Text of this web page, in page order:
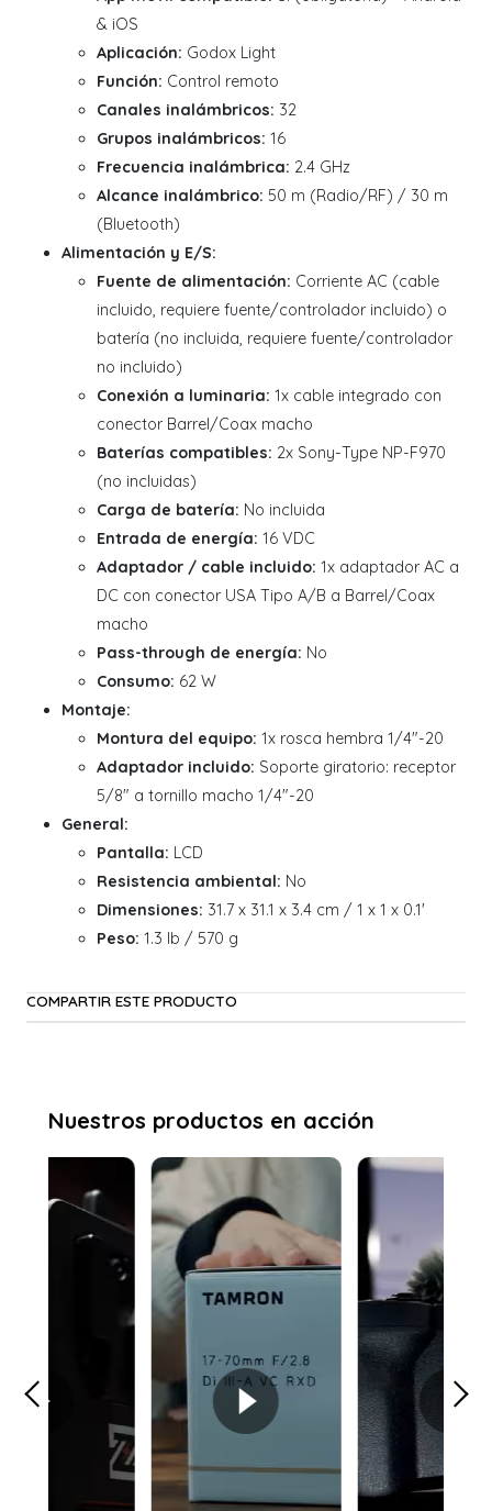
& iOS
Aplicación: Godox Light
Función: Control remoto
Canales inalámbricos: 32
Grupos inalámbricos: 16
Frecuencia inalámbrica: 2.4 GHz
Alcance inalámbrico: 50 m (Radio/RF) / 30 m
(Bluetooth)
Alimentación y E/S:
Fuente de alimentación: Corriente AC (cable
incluido, requiere fuente/controlador incluido) o
batería (no incluida, requiere fuente/controlador
no incluido)
Conexión a luminaria: 1x cable integrado con
conector Barrel/Coax macho
Baterías compatibles: 2x Sony-Type NP-F970
(no incluidas)
Carga de batería: No incluida
Entrada de energía: 16 VDC
Adaptador / cable incluido: 1x adaptador AC a
DC con conector USA Tipo A/B a Barrel/Coax
macho
Pass-through de energía: No
Consumo: 62 W
Montaje:
Montura del equipo: 1x rosca hembra 1/4"-20
Adaptador incluido: Soporte giratorio: receptor
5/8" a tornillo macho 1/4"-20
General:
Pantalla: LCD
Resistencia ambiental: No
Dimensiones: 31.7 x 31.1 x 3.4 cm / 1 x 1 x 0.1'
Peso: 1.3 lb / 570 g
COMPARTIR ESTE PRODUCTO